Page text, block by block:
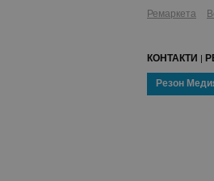
Ремаркета
КОНТАКТИ |
Резон